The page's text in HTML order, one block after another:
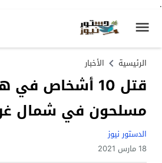
.
الرئيسية الأخبار
قتل 10 أشخاص
مسلحون في شمال
الدستور نيوز
18 مارس 2021